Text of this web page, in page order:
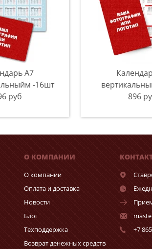
A7
-16шт
руб
896
О КОМПАНИИ
О компании
Оплата и доставка
Новости
Блог
Техподдержка
Возврат денежных средств
+7